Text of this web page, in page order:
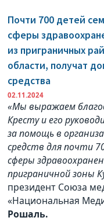
Почти 700 детей
сферы
из приграничных
области, получат
средства
02.11.2024
«Мы выражаем
Кресту и его
за помощь в
средств для почти
сферы
приграничной зоны
президент Союза
«Национальная
Рошаль.